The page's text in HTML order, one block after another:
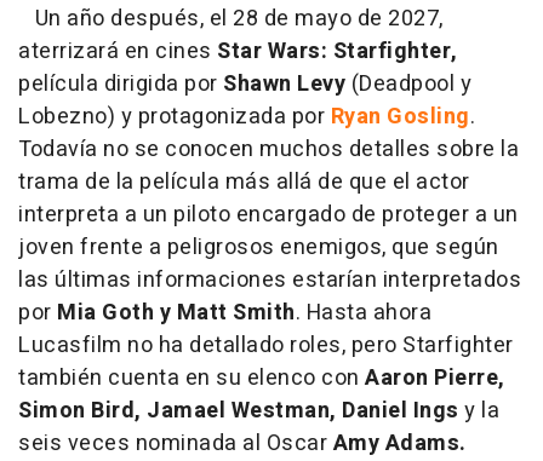
Un año después, el 28 de mayo de 2027,
aterrizará en cines Star Wars: Starfighter,
película dirigida por Shawn Levy (Deadpool y
Lobezno) y protagonizada por Ryan Gosling.
Todavía no se conocen muchos detalles sobre la
trama de la película más allá de que el actor
interpreta a un piloto encargado de proteger a un
joven frente a peligrosos enemigos, que según
las últimas informaciones estarían interpretados
por Mia Goth y Matt Smith. Hasta ahora
Lucasfilm no ha detallado roles, pero Starfighter
también cuenta en su elenco con Aaron Pierre,
Simon Bird, Jamael Westman, Daniel Ings y la
seis veces nominada al OscarAmy Adams.